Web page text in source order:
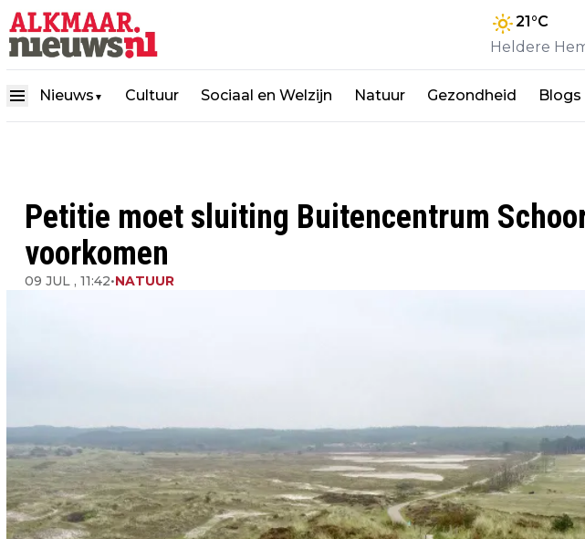
21°C
Heldere
Nieuws ▼ Cultuur Sociaal en Welzijn Natuur Gezondheid Blogs
Petitie moet sluiting Buitencentrum
voorkomen
09 JUL , 11:42•NATUUR